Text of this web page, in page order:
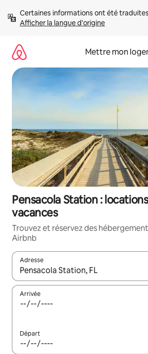
directement
Afficher la langue d'origine
Mettre mon
Pensacola Station :
vacances
Trouvez et réservez des
Airbnb
Adresse
Lorsque les résultats s'affichent,
Arrivée
Départ